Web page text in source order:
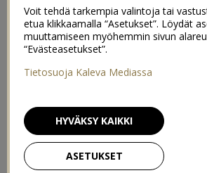
Voit tehdä tarkempia valintoja tai
etua klikkaamalla “Asetukset”. Löydät
muuttamiseen myöhemmin sivun
“Evästeasetukset”.
Tietosuoja Kaleva Mediassa
ASETUKSET
HYVÄKSY KAIKKI